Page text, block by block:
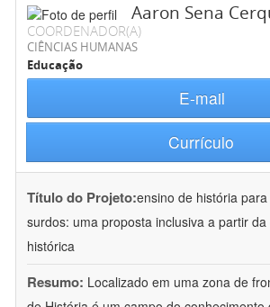
Aaron Sena
COORDENADOR(A)
CIÊNCIAS HUMANAS
Educação
E-mail
Currículo
Título do Projeto:ensino de história
surdos: uma proposta inclusiva a partir
histórica
Resumo: Localizado em uma zona de